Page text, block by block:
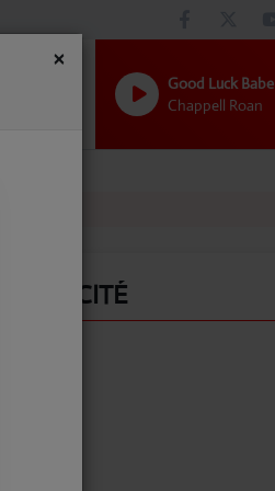
Good Luck Babe
Chappell Roan
PUBLICITÉ
×